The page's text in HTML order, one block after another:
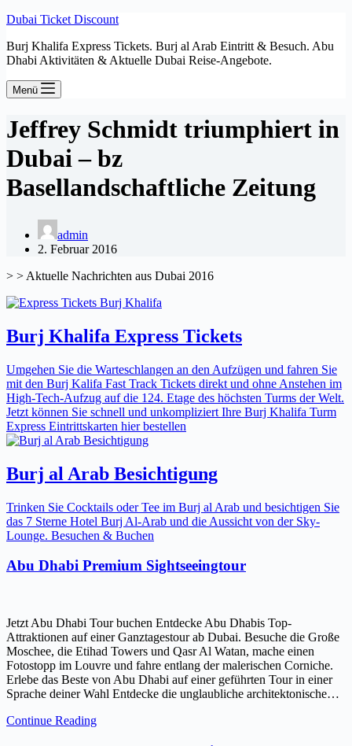
Dubai Ticket Discount
Burj Khalifa Express Tickets. Burj al Arab Eintritt & Besuch. Abu
Dhabi Aktivitäten & Aktuelle Dubai Reise-Angebote.
Menü
Jeffrey Schmidt triumphiert in
Dubai – bz
Basellandschaftliche Zeitung
admin
2. Februar 2016
> > Aktuelle Nachrichten aus Dubai 2016
Burj Khalifa Express Tickets
Umgehen Sie die Warteschlangen an den Aufzügen und fahren Sie
mit den Burj Kalifa Fast Track Tickets direkt und ohne Anstehen im
High-Tech-Aufzug auf die 124. Etage des höchsten Turms der Welt.
Jetzt können Sie schnell und unkompliziert Ihre Burj Khalifa Turm
Express Eintrittskarten hier bestellen
Burj al Arab Besichtigung
Trinken Sie Cocktails oder Tee im Burj al Arab und besichtigen Sie
das 7 Sterne Hotel Burj Al-Arab und die Aussicht von der Sky-
Lounge. Besuchen & Buchen
Abu Dhabi Premium Sightseeingtour
Jetzt Abu Dhabi Tour buchen Entdecke Abu Dhabis Top-
Attraktionen auf einer Ganztagestour ab Dubai. Besuche die Große
Moschee, die Etihad Towers und Qasr Al Watan, mache einen
Fotostopp im Louvre und fahre entlang der malerischen Corniche.
Erlebe das Beste von Abu Dhabi auf einer geführten Tour in einer
Sprache deiner Wahl Entdecke die unglaubliche architektonische…
Continue Reading